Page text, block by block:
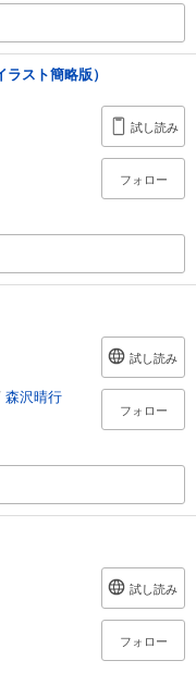
スト簡略版）
試し読み
フォロー
森沢晴行
試し読み
フォロー
試し読み
フォロー